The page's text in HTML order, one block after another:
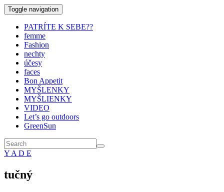
Toggle navigation
PATRÍTE K SEBE??
femme
Fashion
nechty
účesy
faces
Bon Appetit
MYŠLENKY
MYŠLIENKY
VIDEO
Let’s go outdoors
GreenSun
Y A D E
tučný